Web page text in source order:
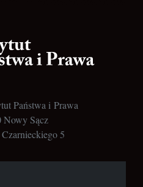
Państwa i Prawa
Nowy Sącz
5